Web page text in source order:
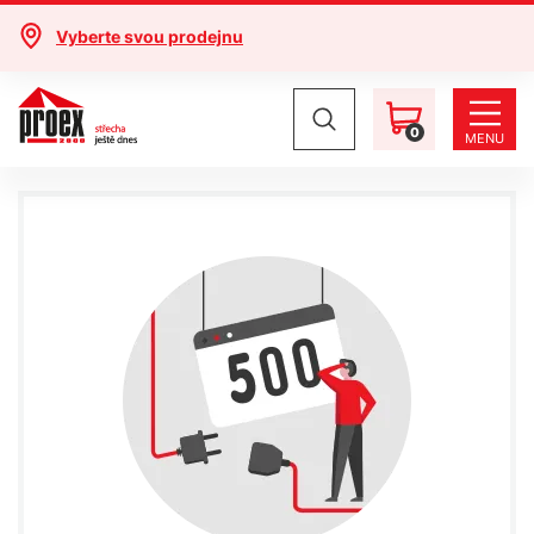
Vyberte svou prodejnu
0 MENU